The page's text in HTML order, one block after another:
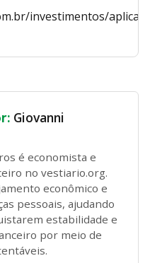
investimentos/
Giovanni
é economista e
no vestiario.org.
econômico e
pessoais, ajudando
estabilidade e
por meio de